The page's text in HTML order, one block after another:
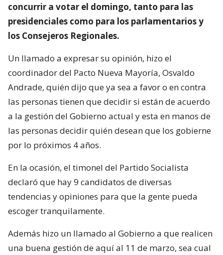
concurrir a votar el domingo, tanto para las
presidenciales como para los parlamentarios y
los Consejeros Regionales.
Un llamado a expresar su opinión, hizo el
coordinador del Pacto Nueva Mayoría, Osvaldo
Andrade, quién dijo que ya sea a favor o en contra
las personas tienen que decidir si están de acuerdo
a la gestión del Gobierno actual y esta en manos de
las personas decidir quién desean que los gobierne
por lo próximos 4 años.
En la ocasión, el timonel del Partido Socialista
declaró que hay 9 candidatos de diversas
tendencias y opiniones para que la gente pueda
escoger tranquilamente.
Además hizo un llamado al Gobierno a que realicen
una buena gestión de aquí al 11 de marzo, sea cual